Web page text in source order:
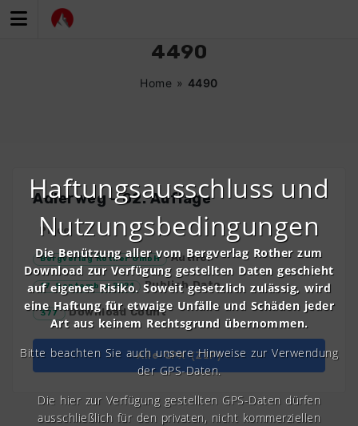
Inhalt
4490
Home » 4490
Adlerweg – 02. Auflage
Price
Bergverlag Rother GmbH Author
17. September 2021 Publish Date
377 Download Count
Alle GPX (ZIP)
Haftungsausschluss und
Nutzungsbedingungen
Die Benützung aller vom Bergverlag Rother zum
Download zur Verfügung gestellten Daten geschieht
auf eigenes Risiko. Soweit gesetzlich zulässig, wird
eine Haftung für etwaige Unfälle und Schäden jeder
Art aus keinem Rechtsgrund übernommen.
Bitte beachten Sie auch unsere Hinweise zur Verwendung
der GPS-Daten.
Die hier zur Verfügung gestellten GPS-Daten dürfen
ausschließlich für den privaten, nicht kommerziellen